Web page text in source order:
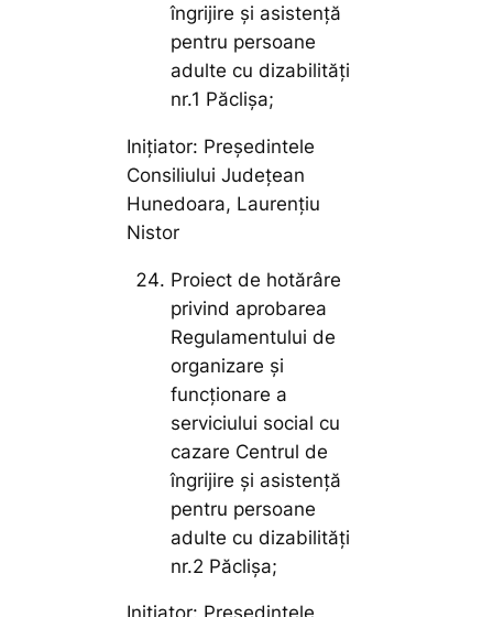
îngrijire și asistență
pentru persoane
adulte cu dizabilități
nr.1 Păclișa;
Inițiator: Președintele
Consiliului Județean
Hunedoara, Laurențiu
Nistor
Proiect de hotărâre
privind aprobarea
Regulamentului de
organizare și
funcționare a
serviciului social cu
cazare Centrul de
îngrijire și asistență
pentru persoane
adulte cu dizabilități
nr.2 Păclișa;